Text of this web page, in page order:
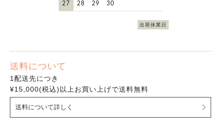
27 28 29 30
出荷休業日
送料について
1配送先につき
¥15,000(税込)以上お買い上げで送料無料
送料について詳しく